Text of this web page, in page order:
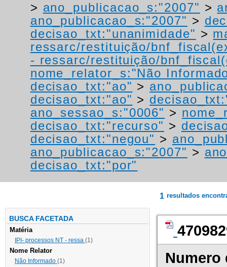
> ano_publicacao_s:"2007" >
ano_publicacao_s:"2007" >
decisao_txt:"unanimidade" >
ressarc/restituição/
- ressarc/restituição/
nome_relator_s:"Não
decisao_txt:"ao" >
decisao_txt:"ao" >
ano_sessao_s:"0006" >
decisao_txt:"recurso" >
decisao_txt:"negou" >
ano_publicacao_s:"2007" >
decisao_txt:"por"
BUSCA FACETADA
Matéria
IPI- processos NT - ressa (1)
Nome Relator
Não Informado (1)
1 resultados
Numero